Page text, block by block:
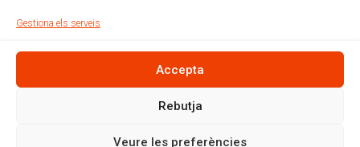
Gestiona els serveis
Accepta
Rebutja
Veure les preferències